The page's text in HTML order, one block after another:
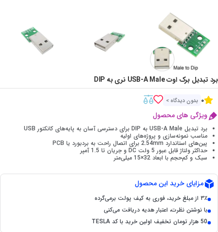
برد تبدیل برک اوت USB-A Male نری به DIP
0 بدون دیدگاه >
ویژگی های محصول
برد تبدیل USB-A Male به DIP برای دسترسی آسان به پایه‌های کانکتور USB
مناسب نمونه‌سازی و پروژه‌های اولیه
پین‌های استاندارد 2.54mm برای اتصال راحت به بردبورد یا PCB
حداکثر ولتاژ قابل عبور 5 ولت DC و جریان تا 1.5 آمپر
سبک و کم‌حجم با ابعاد 32×15 میلی‌متر
مزایای خرید این محصول
۳٪ از مبلغ خرید، فوری به کیف پولت برمی‌گرده
با نوشتن نظرت، اعتبار هدیه دریافت می‌کنی
50 هزار تومان تخفیف اولین خرید با کد TESLA